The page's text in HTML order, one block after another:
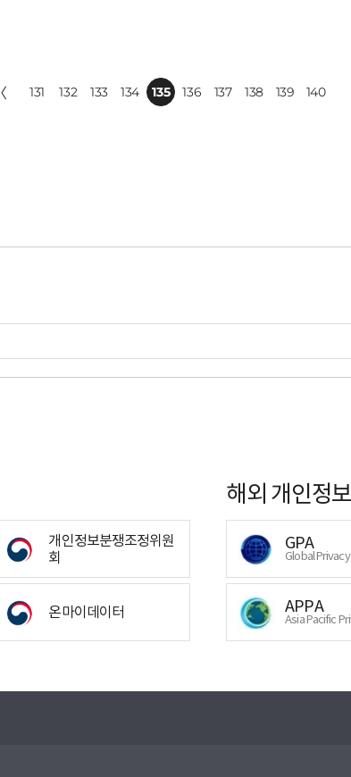
〈 131 132 133 134 135 136 137 138 139 140
개인정보분쟁조정위원
회
온마이데이터
해외 개인정
GPA
Global
APPA
Asia Pacific